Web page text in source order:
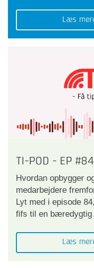
Læs
TI-POD - EP
Hvordan opbygger
medarbejdere
Lyt med i episode
fifs til en bæredygtig
Læs